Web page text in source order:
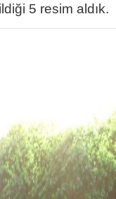
5 resim aldık.